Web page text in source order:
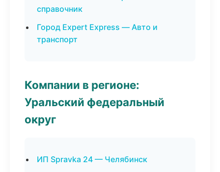
справочник
Город Expert Express — Авто и
транспорт
Компании в регионе:
Уральский федеральный
округ
ИП Spravka 24 — Челябинск